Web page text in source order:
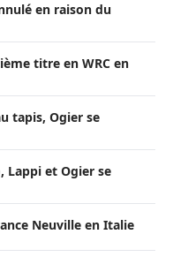
en raison du
titre en WRC en
tapis, Ogier se
Lappi et Ogier se
Neuville en Italie